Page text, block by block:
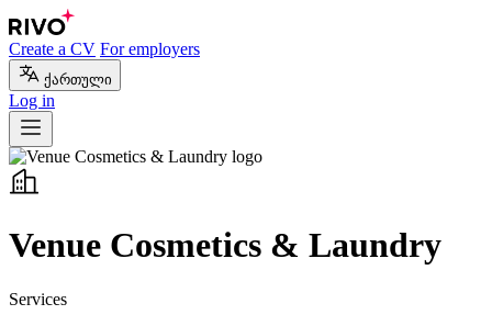
Create a CV For employers
ქართული
Log in
Venue Cosmetics & Laundry
Services